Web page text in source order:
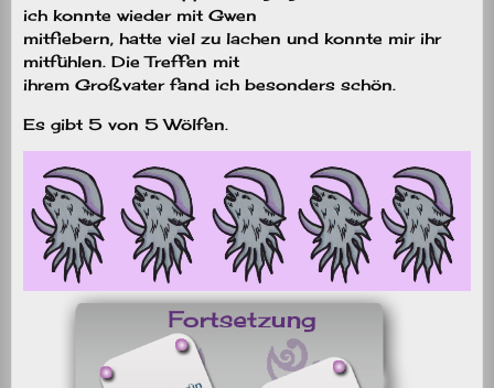
ich konnte wieder mit Gwen
mitfiebern, hatte viel zu lachen und konnte mir ihr
mitfühlen. Die Treffen mit
ihrem Großvater fand ich besonders schön.
Es gibt 5 von 5 Wölfen.